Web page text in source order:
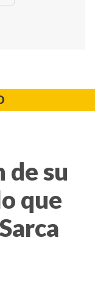
de su
que